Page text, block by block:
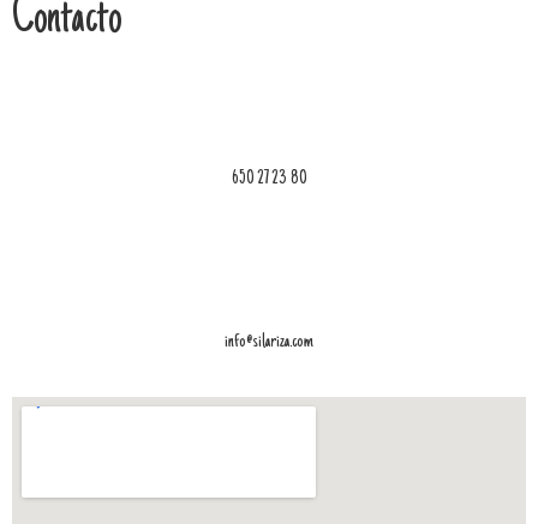
Contacto
650 27 23 80
info@silariza.com